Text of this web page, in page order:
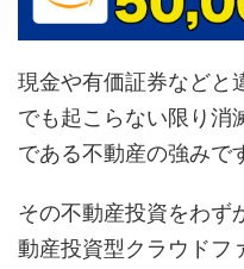
現金や有価証券などと
でも起こらない限り消
である不動産の強みで
その不動産投資をわず
動産投資型クラウドフ